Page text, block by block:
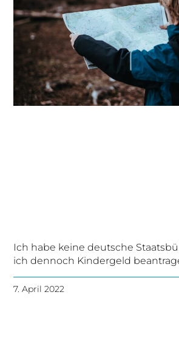
Ich habe keine deutsche
ich dennoch Kindergeld
7. April 2022